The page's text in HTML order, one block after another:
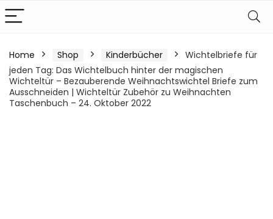
Home Shop Kinderbücher
Wichtelbriefe für
jeden Tag: Das Wichtelbuch hinter der magischen
Wichteltür – Bezauberende Weihnachtswichtel Briefe zum
Ausschneiden | Wichteltür Zubehör zu Weihnachten
Taschenbuch – 24. Oktober 2022